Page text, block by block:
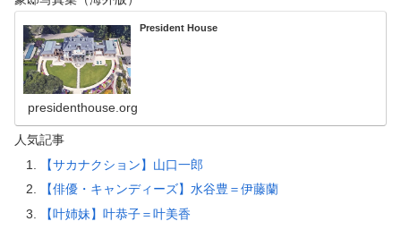
President House
presidenthouse.org
人気記事
【サカナクション】山口一郎
【俳優・キャンディーズ】水谷豊＝伊藤蘭
【叶姉妹】叶恭子＝叶美香